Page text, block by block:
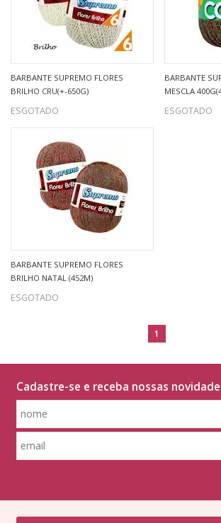
BARBANTE SUPREMO FLORES
BRILHO CRU(+-650G)
ESGOTADO
BARBANTE
MESCLA
ESGOTADO
BARBANTE SUPREMO FLORES
BRILHO NATAL (452M)
ESGOTADO
1
Cadastre-se e receba nossas